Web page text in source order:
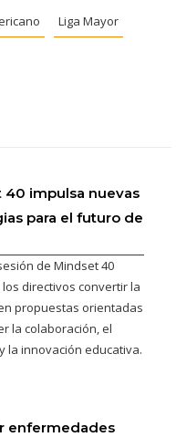
Liga Mayor
40 impulsa nuevas
para el futuro de
de Mindset 40
directivos convertir la
propuestas orientadas
la colaboración, el
la innovación educativa.
enfermedades